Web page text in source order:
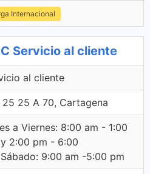
Internacional
Servicio al cliente
al cliente
25 25 A 70, Cartagena
a Viernes: 8:00 am - 1:00
2:00 pm - 6:00
9:00 am -5:00 pm